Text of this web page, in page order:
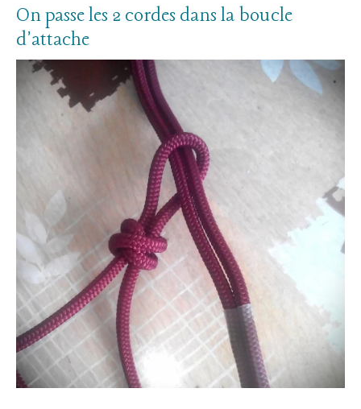
On passe les 2 cordes dans la boucle
d'attache